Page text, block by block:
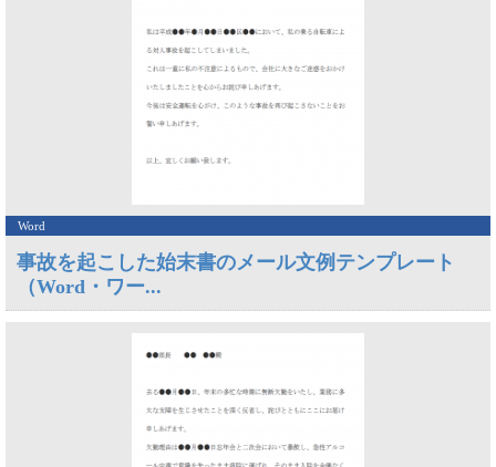
Word
事故を起こした始末書のメール文例テンプレート
（Word・ワー...